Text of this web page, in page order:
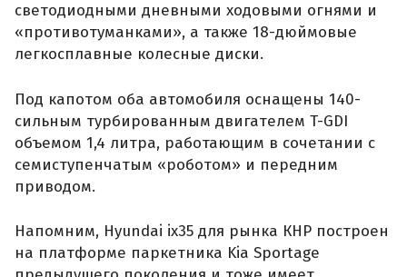
светодиодными дневными ходовыми огнями и
«противотуманками», а также 18-дюймовые
легкосплавные колесные диски.
Под капотом оба автомобиля оснащены 140-
сильным турбированным двигателем T-GDI
объемом 1,4 литра, работающим в сочетании с
семиступенчатым «роботом» и передним
приводом.
Напомним, Hyundai ix35 для рынка КНР построен
на платформе паркетника Kia Sportage